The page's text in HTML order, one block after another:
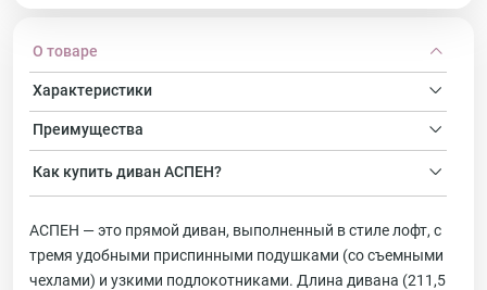
О товаре
Характеристики
Преимущества
Как купитьдиванАСПЕН?
АСПЕН — это прямой диван, выполненный в стиле лофт, с
тремя удобными приспинными подушками (со съемными
чехлами) и узкими подлокотниками. Длина дивана (211,5